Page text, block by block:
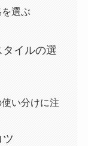
選ぶ
イルの選
い分けに注